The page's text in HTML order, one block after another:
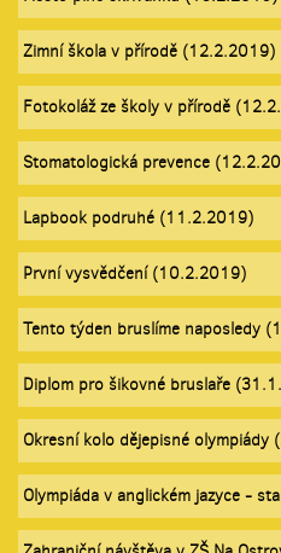
Zimní škola v přírodě (12.2.2019)
Fotokoláž ze školy v přírodě
Stomatologická prevence
Lapbook podruhé (11.2.2019)
První vysvědčení (10.2.2019)
Tento týden bruslíme naposledy
Diplom pro šikovné bruslaře
Okresní kolo dějepisné
Olympiáda v anglickém jazyce -